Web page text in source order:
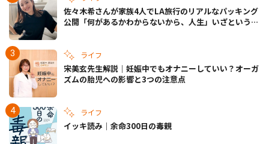
佐々木希さんが家族4人でLA旅行のリアルなパッキング
公開「何があるかわからないから、人生」いざというと
ライフ
宋美玄先生解説｜妊娠中でもオナニーしていい？オーガ
ズムの胎児への影響と3つの注意点
ライフ
イッキ読み｜余命300日の毒親